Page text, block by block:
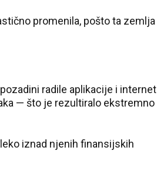
promenila, pošto ta zemlja
radile aplikacije i internet
— što je rezultiralo ekstremno
iznad njenih finansijskih